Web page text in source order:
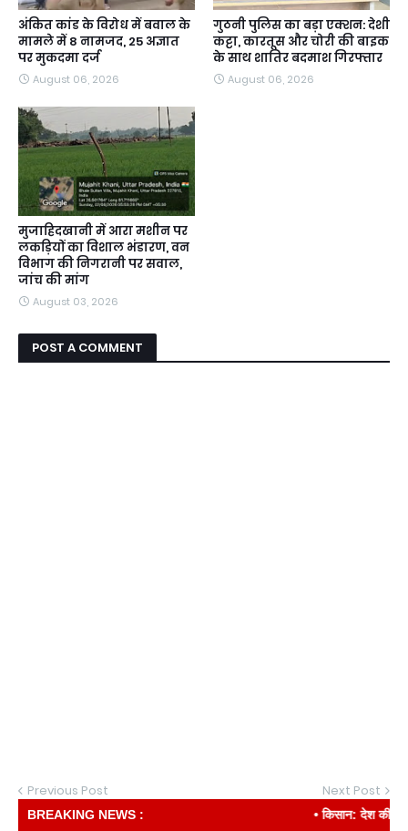
अंकित कांड के विरोध में बवाल के
मामले में 8 नामजद, 25 अज्ञात
पर मुकदमा दर्ज
August 06, 2026
गुठनी पुलिस का बड़ा एक्शन: देशी
कट्टा, कारतूस और चोरी की बाइक
के साथ शातिर बदमाश गिरफ्तार
August 06, 2026
मुजाहिदखानी में आरा मशीन पर
लकड़ियों का विशाल भंडारण, वन
विभाग की निगरानी पर सवाल,
जांच की मांग
August 03, 2026
POST A COMMENT
Previous Post Next Post
BREAKING NEWS : • किसान: देश की रीढ़